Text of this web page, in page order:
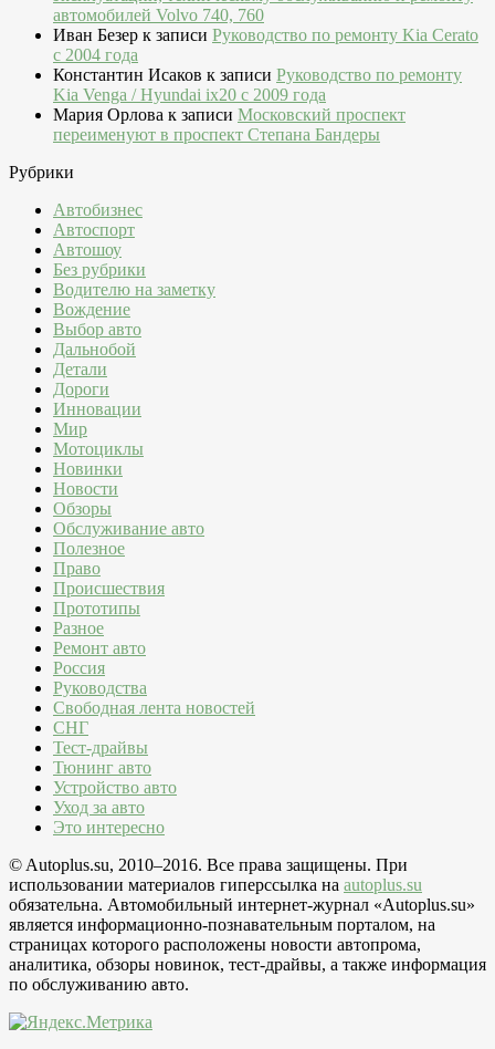
автомобилей Volvo 740, 760
Иван Безер к записи Руководство по ремонту Kia Cerato
c 2004 года
Константин Исаков к записи Руководство по ремонту
Kia Venga / Hyundai ix20 c 2009 года
Мария Орлова к записи Московский проспект
переименуют в проспект Степана Бандеры
Рубрики
Автобизнес
Автоспорт
Автошоу
Без рубрики
Водителю на заметку
Вождение
Выбор авто
Дальнобой
Детали
Дороги
Инновации
Мир
Мотоциклы
Новинки
Новости
Обзоры
Обслуживание авто
Полезное
Право
Происшествия
Прототипы
Разное
Ремонт авто
Россия
Руководства
Свободная лента новостей
СНГ
Тест-драйвы
Тюнинг авто
Устройство авто
Уход за авто
Это интересно
© Autoplus.su, 2010–2016. Все права защищены. При
использовании материалов гиперссылка на autoplus.su
обязательна. Автомобильный интернет-журнал «Autoplus.su»
является информационно-познавательным порталом, на
страницах которого расположены новости автопрома,
аналитика, обзоры новинок, тест-драйвы, а также информация
по обслуживанию авто.